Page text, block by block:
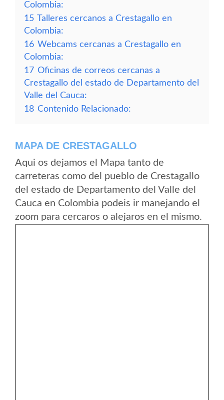
Colombia:
15 Talleres cercanos a Crestagallo en
Colombia:
16 Webcams cercanas a Crestagallo en
Colombia:
17 Oficinas de correos cercanas a
Crestagallo del estado de Departamento del
Valle del Cauca:
18 Contenido Relacionado:
MAPA DE CRESTAGALLO
Aqui os dejamos el Mapa tanto de
carreteras como del pueblo de Crestagallo
del estado de Departamento del Valle del
Cauca en Colombia podeis ir manejando el
zoom para cercaros o alejaros en el mismo.